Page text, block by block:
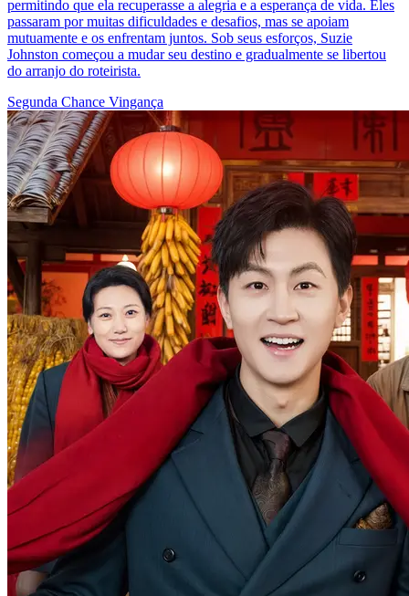
[Dublado] Noite Proibida: Amor que Não se Apaga
66 Episodes
Há cinco anos, uma noite no Hotel Régio mudou tudo. Íris Amaral,
camareira do hotel, acabou se envolvendo com Vinícius Martins, o
poderoso e enigmático CEO do Grupo Aurélio, que estava sob
efeito de um afrodisíaco. Daquela noite impensável nasceram dois
filhos marcados pelo destino: Levi e Serena, gêmeos de olhos
diferentes. Cinco anos depois, o assistente de Vinícius, intrigado
pela heterocromia das crianças, convida Íris para uma festa da alta
sociedade. No evento, ela e o filho são humilhados por socialites e
expulsos por Sra. Manuela. No meio do tumulto, Levi se machuca.
Ao deixarem a festa, um novo golpe: Levi é sequestrado. Vinícius
intervém, resgata o menino e finalmente confirma a verdadeira
identidade de Íris. Determinado a reconhecer os filhos, Vinícius
enfrenta a resistência da mãe e da noiva, Catarina Castro. Movida